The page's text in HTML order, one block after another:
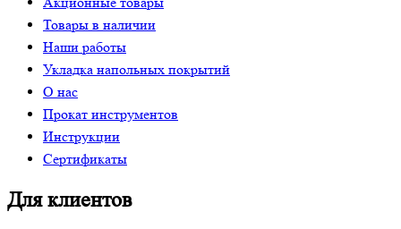
Товары в наличии
Наши работы
Укладка напольных покрытий
О нас
Прокат инструментов
Инструкции
Сертификаты
Для клиентов